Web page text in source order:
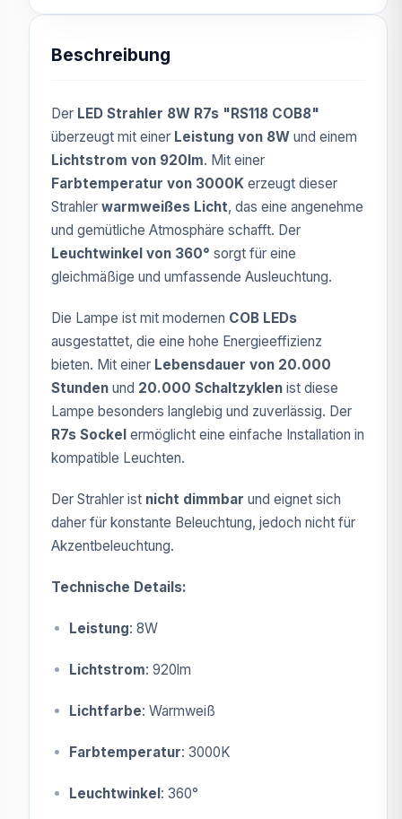
Beschreibung
Der LED Strahler 8W R7s "RS118 COB8"
überzeugt mit einer Leistung von 8W und einem
Lichtstrom von 920lm. Mit einer
Farbtemperatur von 3000K erzeugt dieser
Strahler warmweißes Licht, das eine angenehme
und gemütliche Atmosphäre schafft. Der
Leuchtwinkel von 360° sorgt für eine
gleichmäßige und umfassende Ausleuchtung.
Die Lampe ist mit modernen COB LEDs
ausgestattet, die eine hohe Energieeffizienz
bieten. Mit einer Lebensdauer von 20.000
Stunden und 20.000 Schaltzyklen ist diese
Lampe besonders langlebig und zuverlässig. Der
R7s Sockel ermöglicht eine einfache Installation in
kompatible Leuchten.
Der Strahler ist nicht dimmbar und eignet sich
daher für konstante Beleuchtung, jedoch nicht für
Akzentbeleuchtung.
Technische Details:
Leistung: 8W
Lichtstrom: 920lm
Lichtfarbe: Warmweiß
Farbtemperatur: 3000K
Leuchtwinkel: 360°